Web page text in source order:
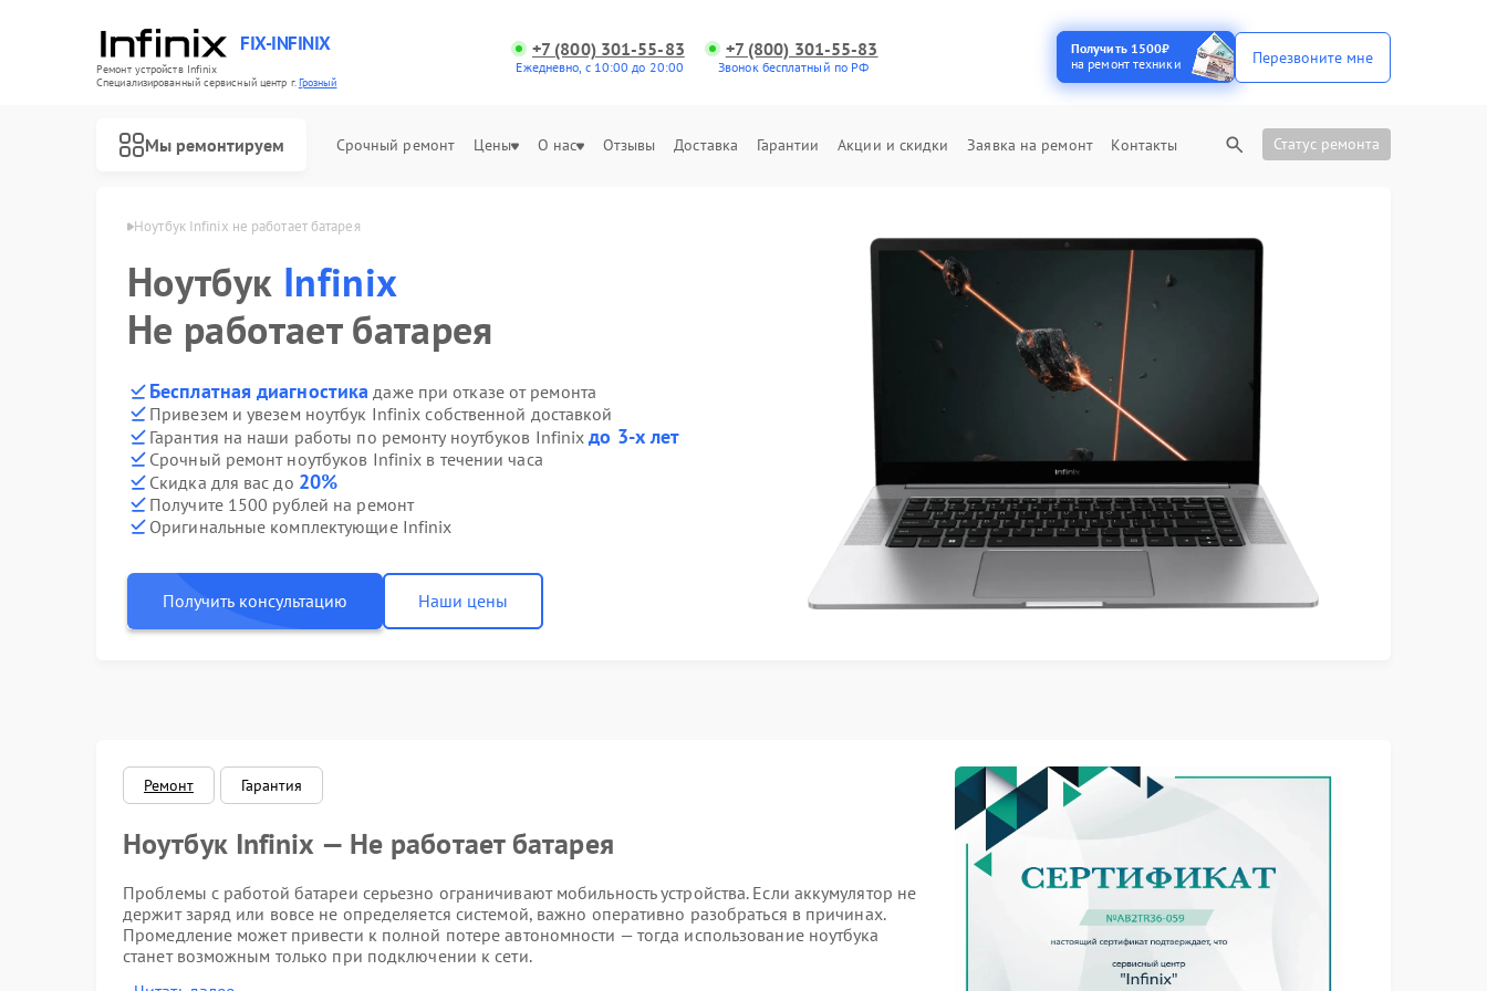
FIX-INFINIX
Ремонт устройств Infinix
Специализированный cервисный центр г.Грозный
+7 (800) 301-55-83
Ежедневно, с 10:00 до 20:00
+7 (800) 301-55-83
Звонок бесплатный по РФ
Получить 1500₽
на ремонт техники
Перезвоните мне
Мы ремонтируем Срочный ремонт Цены О нас Отзывы Доставка Гарантии Акции и скидки Заявка на ремонт Контакты Статус ремонта
Infinix в Грозном Ноутбук Infinix не работает батарея
Ноутбук Infinix
Не работает батарея
Бесплатная диагностика даже при отказе от ремонта
Привезем и увезем ноутбук Infinix собственной доставкой
Гарантия на наши работы по ремонту ноутбуков Infinixдо 3-х лет
Срочный ремонт ноутбуков Infinix в течении часа
Скидка для вас до 20%
Получите 1500 рублей на ремонт
Оригинальные комплектующие Infinix
Получить консультацию Наши цены
Ремонт Гарантия
Ноутбук Infinix — Не работает батарея
Проблемы с работой батареи серьезно ограничивают мобильность устройства. Если аккумулятор не
держит заряд или вовсе не определяется системой, важно оперативно разобраться в причинах.
Промедление может привести к полной потере автономности — тогда использование ноутбука
станет возможным только при подключении к сети.